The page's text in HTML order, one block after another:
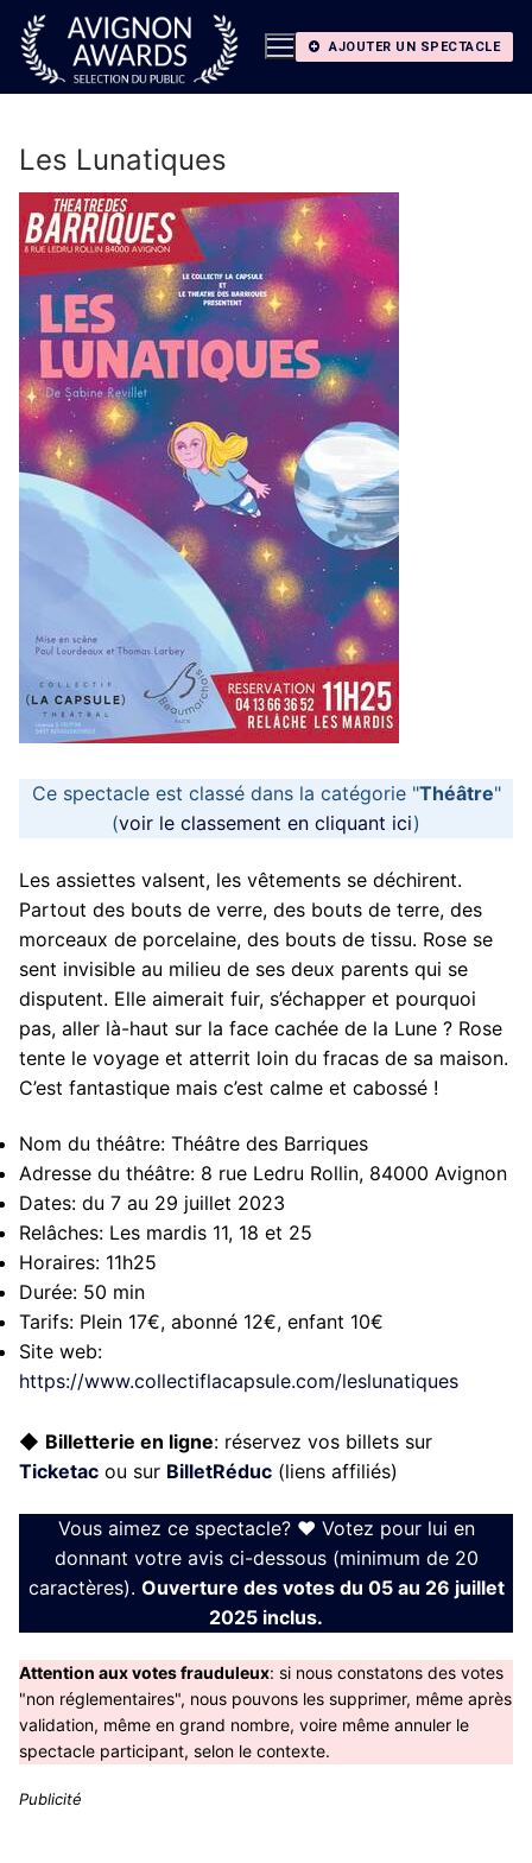
Aller
contenu
AJOUTER UN SPECTACLE
Les Lunatiques
Ce spectacle est classé dans la catégorie "Théâtre"
(voir le classement en cliquant ici)
Les assiettes valsent, les vêtements se déchirent.
Partout des bouts de verre, des bouts de terre, des
morceaux de porcelaine, des bouts de tissu. Rose se
sent invisible au milieu de ses deux parents qui se
disputent. Elle aimerait fuir, s’échapper et pourquoi
pas, aller là-haut sur la face cachée de la Lune ? Rose
tente le voyage et atterrit loin du fracas de sa maison.
C’est fantastique mais c’est calme et cabossé !
Nom du théâtre: Théâtre des Barriques
Adresse du théâtre: 8 rue Ledru Rollin, 84000 Avignon
Dates: du 7 au 29 juillet 2023
Relâches: Les mardis 11, 18 et 25
Horaires: 11h25
Durée: 50 min
Tarifs: Plein 17€, abonné 12€, enfant 10€
Site web:
https://www.collectiflacapsule.com/leslunatiques
◆ Billetterie en ligne: réservez vos billets sur
Ticketac ou sur BilletRéduc (liens affiliés)
Vous aimez ce spectacle? ❤ Votez pour lui en
donnant votre avis ci-dessous (minimum de 20
caractères). Ouverture des votes du 05 au 26 juillet
2025 inclus.
Attention aux votes frauduleux: si nous constatons des votes
"non réglementaires", nous pouvons les supprimer, même après
validation, même en grand nombre, voire même annuler le
spectacle participant, selon le contexte.
Publicité